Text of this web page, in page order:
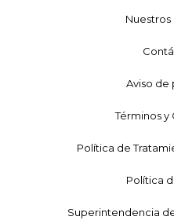
Aviso de
Términos y
Política de
Política
Superintendencia